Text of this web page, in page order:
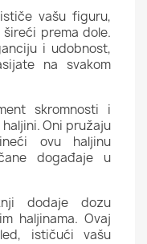
vašu figuru,
prema dole.
i udobnost,
na svakom
skromnosti i
Oni pružaju
ovu haljinu
događaje u
dodaje dozu
haljinama. Ovaj
ističući vašu